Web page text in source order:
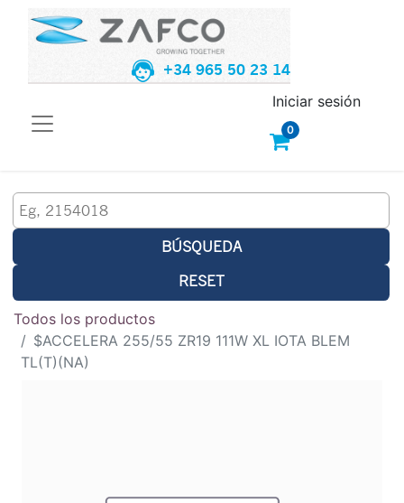
+34 965 50 23 14
0
Iniciar sesión
BÚSQUEDA
RESET
Todos los productos
$ACCELERA 255/55 ZR19 111W XL IOTA BLEM
TL(T)(NA)